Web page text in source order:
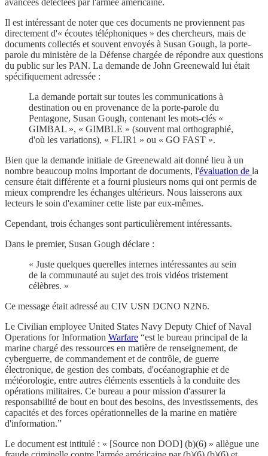
Il est intéressant de noter que ces documents ne proviennent pas
directement d'« écoutes téléphoniques » des chercheurs, mais de
documents collectés et souvent envoyés à Susan Gough, la porte-
parole du ministère de la Défense chargée de répondre aux questions
du public sur les PAN. La demande de John Greenewald lui était
spécifiquement adressée :
La demande portait sur toutes les communications à
destination ou en provenance de la porte-parole du
Pentagone, Susan Gough, contenant les mots-clés «
GIMBAL », « GIMBLE » (souvent mal orthographié,
d'où les variations), « FLIR1 » ou « GO FAST ».
Bien que la demande initiale de Greenewald ait donné lieu à un
nombre beaucoup moins important de documents, l'évaluation de la
censure était différente et a fourni plusieurs noms qui ont permis de
mieux comprendre les échanges ultérieurs. Nous laisserons aux
lecteurs le soin d'examiner cette liste par eux-mêmes.
Cependant, trois échanges sont particulièrement intéressants.
Dans le premier, Susan Gough déclare :
« Juste quelques querelles internes intéressantes au sein
de la communauté au sujet des trois vidéos tristement
célèbres. »
Ce message était adressé au CIV USN DCNO N2N6.
Le Civilian employee United States Navy Deputy Chief of Naval
Operations for Information Warfare “est le bureau principal de la
marine chargé des ressources en matière de renseignement, de
cyberguerre, de commandement et de contrôle, de guerre
électronique, de gestion des combats, d'océanographie et de
météorologie, entre autres éléments essentiels à la conduite des
opérations militaires. Ce bureau a pour mission d'assurer la
responsabilité de bout en bout des besoins, des investissements, des
capacités et des forces opérationnelles de la marine en matière
d'information.”
Le document est intitulé : « [Source non DOD] (b)(6) » allègue une